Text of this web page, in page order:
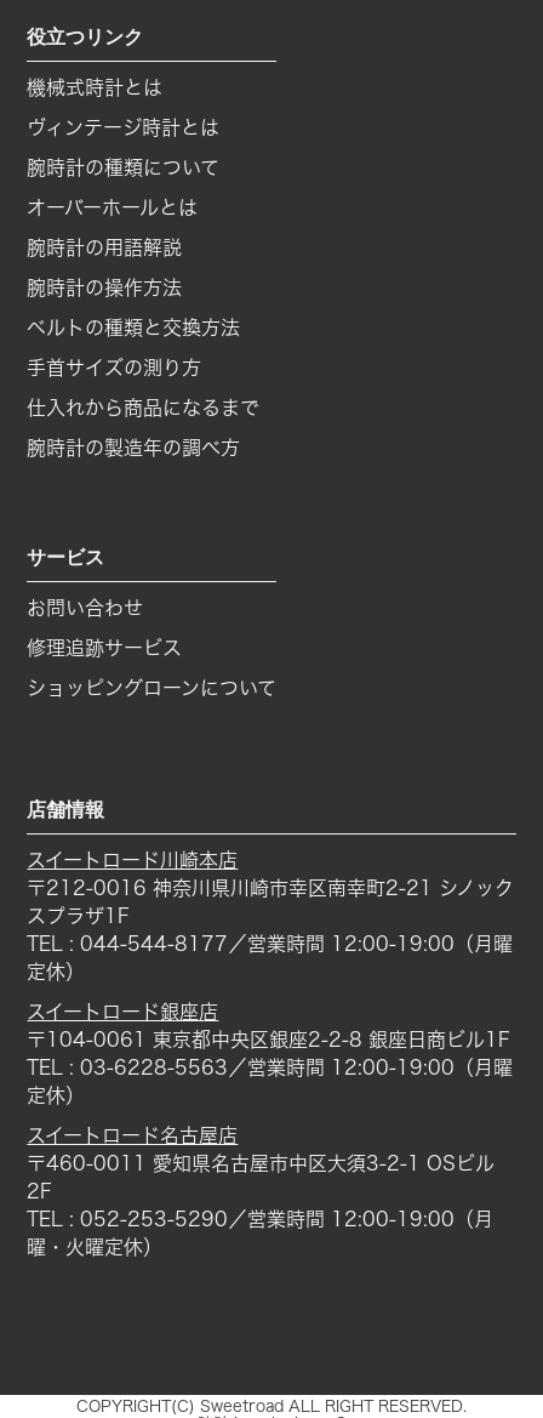
役立つリンク
機械式時計とは
ヴィンテージ時計とは
腕時計の種類について
オーバーホールとは
腕時計の用語解説
腕時計の操作方法
ベルトの種類と交換方法
手首サイズの測り方
仕入れから商品になるまで
腕時計の製造年の調べ方
サービス
お問い合わせ
修理追跡サービス
ショッピングローンについて
店舗情報
スイートロード川崎本店
〒212-0016 神奈川県川崎市幸区南幸町2-21 シノック
スプラザ1F
TEL : 044-544-8177／営業時間 12:00-19:00（月曜
定休）
スイートロード銀座店
〒104-0061 東京都中央区銀座2-2-8 銀座日商ビル1F
TEL : 03-6228-5563／営業時間 12:00-19:00（月曜
定休）
スイートロード名古屋店
〒460-0011 愛知県名古屋市中区大須3-2-1 OSビル
2F
TEL : 052-253-5290／営業時間 12:00-19:00（月
曜・火曜定休）
COPYRIGHT(C) Sweetroad ALL RIGHT RESERVED.